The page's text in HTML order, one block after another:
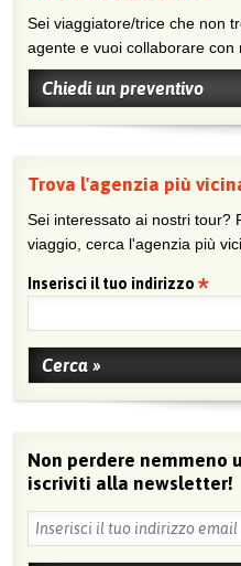
Sei viaggiatore/trice che non trova un’agenzia vicina o sei
agente e vuoi collaborare con
Chiedi un preventivo
Trova l'agenzia più
Sei interessato ai nostri tour?
viaggio, cerca l'agenzia più
Inserisci il tuo indirizzo
Non perdere nemmeno
iscriviti alla newsletter!